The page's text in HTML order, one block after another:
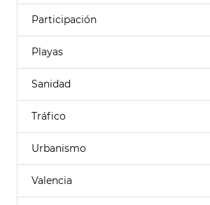
Participación
Playas
Sanidad
Tráfico
Urbanismo
Valencia